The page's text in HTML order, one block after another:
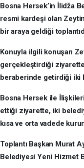
Bosna Hersek’in İlidža
resmi kardeşi olan
bir araya geldiği
Konuyla ilgili konuşan
gerçekleştirdiği
beraberinde getirdiği iki
Bosna Hersek ile
ettiği ziyarette, iki
kısa ve orta vadede
Toplantı Başkan Murat
Belediyesi Yeni Hizmet